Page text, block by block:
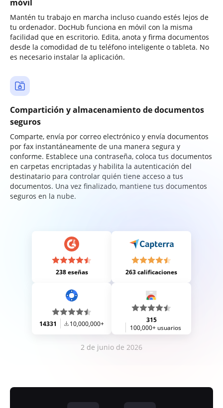
móvil
Mantén tu trabajo en marcha incluso cuando estés lejos de
tu ordenador. DocHub funciona en móvil con la misma
facilidad que en escritorio. Edita, anota y firma documentos
desde la comodidad de tu teléfono inteligente o tableta. No
es necesario instalar la aplicación.
Compartición y almacenamiento de documentos
seguros
Comparte, envía por correo electrónico y envía documentos
por fax instantáneamente de una manera segura y
conforme. Establece una contraseña, coloca tus documentos
en carpetas encriptadas y habilita la autenticación del
destinatario para controlar quién tiene acceso a tus
documentos. Una vez finalizado, mantiene tus documentos
seguros en la nube.
238 eseñas 263 calificaciones
14331 10,000,000+
315
100,000+ usuarios
2 de junio de 2026